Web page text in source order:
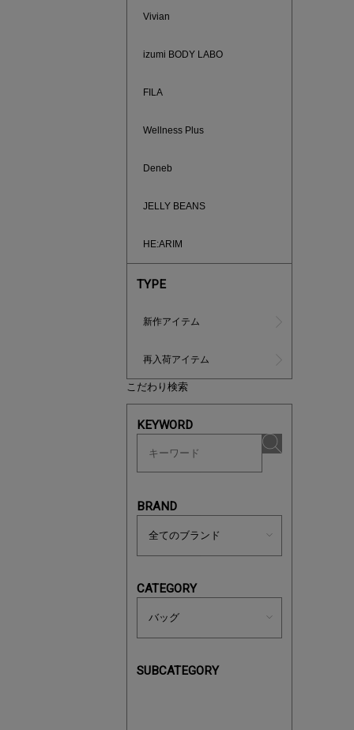
Vivian
izumi BODY LABO
FILA
Wellness Plus
Deneb
JELLY BEANS
HE:ARIM
TYPE
新作アイテム
再入荷アイテム
こだわり検索
KEYWORD
BRAND
CATEGORY
SUBCATEGORY
あと1点